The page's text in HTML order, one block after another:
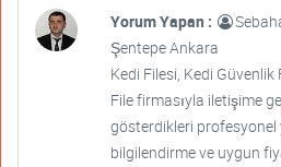
Yorum Yapan :
Şentepe Ankara
Kedi Filesi, Kedi
File firmasıyla iletişime
gösterdikleri profesyonel
bilgilendirme ve uygun